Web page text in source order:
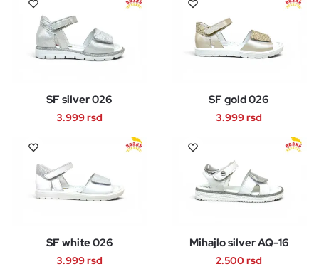
proizvoda.
proizvoda.
ima
više
varijanti.
mogu
biti
proizvoda.
ima
više
mogu
biti
stranici
proizvoda.
SF silver 026
3.999rsd
ima
više
mogu
biti
SF gold 026
3.999rsd
ima
više
mogu
biti
SF white 026
3.999rsd
Mihajlo silver AQ-16
2.500rsd